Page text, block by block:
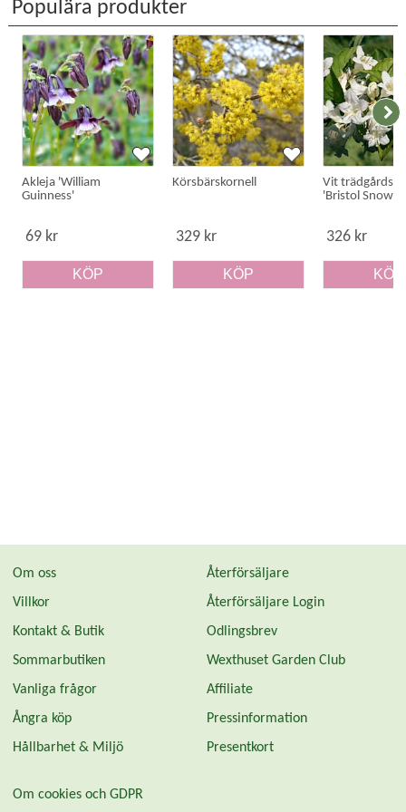
Populära produkter
Akleja 'William
Guinness'
69 kr
KÖP
Körsbärskornell
329 kr
KÖP
Vit
'Bristol
326 kr
KÖP
Om oss
Villkor
Kontakt & Butik
Sommarbutiken
Vanliga frågor
Ångra köp
Hållbarhet & Miljö
Återförsäljare
Återförsäljare Login
Odlingsbrev
Wexthuset Garden Club
Affiliate
Pressinformation
Presentkort
Om cookies och GDPR